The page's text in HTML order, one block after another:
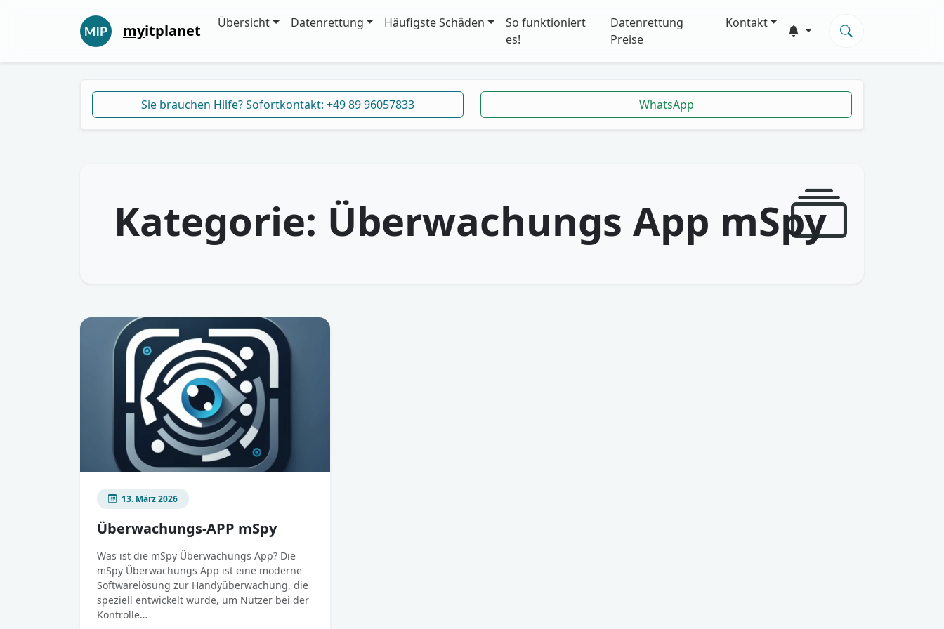
myitplanet Übersicht Datenrettung Häufigste Schäden
So funktioniert
es!
Datenrettung
Preise
Kontakt
Sie brauchen Hilfe? Sofortkontakt: +49 89 96057833 WhatsApp
Kategorie: Überwachungs App mSpy
13. März 2026
Überwachungs-APP mSpy
Was ist die mSpy Überwachungs App? Die
mSpy Überwachungs App ist eine moderne
Softwarelösung zur Handyüberwachung, die
speziell entwickelt wurde, um Nutzer bei der
Kontrolle…